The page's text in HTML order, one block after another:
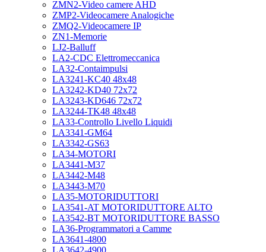
ZMN2-Video camere AHD
ZMP2-Videocamere Analogiche
ZMQ2-Videocamere IP
ZN1-Memorie
LJ2-Balluff
LA2-CDC Elettromeccanica
LA32-Contaimpulsi
LA3241-KC40 48x48
LA3242-KD40 72x72
LA3243-KD646 72x72
LA3244-TK48 48x48
LA33-Controllo Livello Liquidi
LA3341-GM64
LA3342-GS63
LA34-MOTORI
LA3441-M37
LA3442-M48
LA3443-M70
LA35-MOTORIDUTTORI
LA3541-AT MOTORIDUTTORE ALTO
LA3542-BT MOTORIDUTTORE BASSO
LA36-Programmatori a Camme
LA3641-4800
LA3642-4900